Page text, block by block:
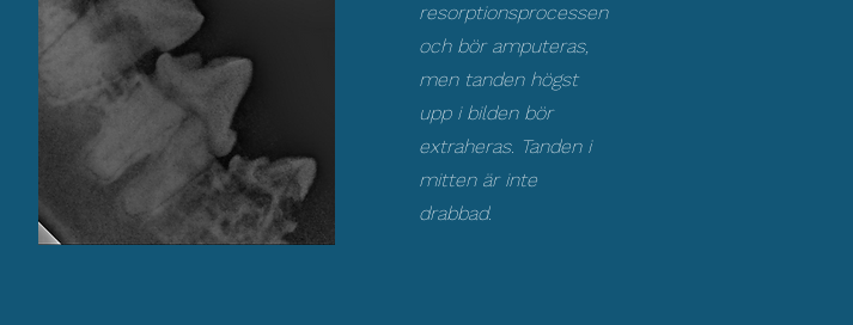
resorptionsprocessen
och bör amputeras,
men tanden högst
upp i bilden bör
extraheras. Tanden i
mitten är inte
drabbad.